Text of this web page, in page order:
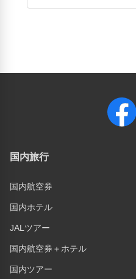
国内旅行
国内航空券
国内ホテル
JALツアー
国内航空券＋ホテル
国内ツアー